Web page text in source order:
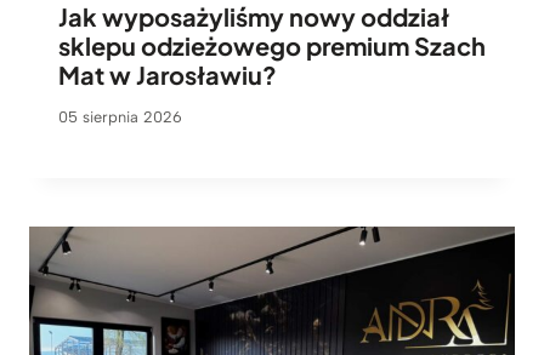
Jak wyposażyliśmy nowy oddział
sklepu odzieżowego premium Szach
Mat w Jarosławiu?
05 sierpnia 2026